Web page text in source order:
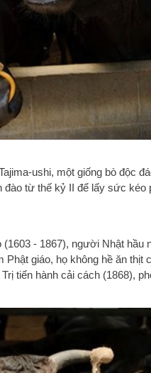
ushi, một giống bò độc
từ thế kỷ II để lấy sức kéo
- 1867), người Nhật hầu
Phật giáo, họ không hề ăn thịt
tiến hành cải cách (1868),